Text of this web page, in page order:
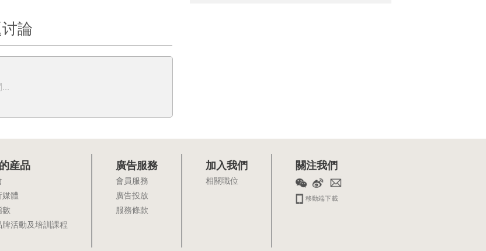
論
...
産品
媒體
數
牌活動及培訓課程
廣告服務
會員服務
廣告投放
服務條款
加入我們
相關職位
關注我們
移動端下載